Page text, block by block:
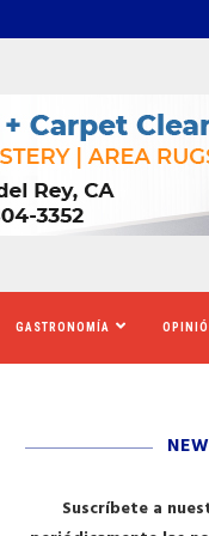
TIGRES DEL NORTE,
GASTRONOMÍA
Suscríbete a